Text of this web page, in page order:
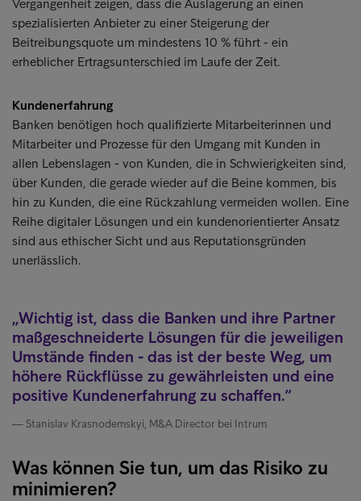
Vergangenheit zeigen, dass die Auslagerung an einen
spezialisierten Anbieter zu einer Steigerung der
Beitreibungsquote um mindestens 10 % führt - ein
erheblicher Ertragsunterschied im Laufe der Zeit.
Kundenerfahrung
Banken benötigen hoch qualifizierte Mitarbeiterinnen und
Mitarbeiter und Prozesse für den Umgang mit Kunden in
allen Lebenslagen - von Kunden, die in Schwierigkeiten sind,
über Kunden, die gerade wieder auf die Beine kommen, bis
hin zu Kunden, die eine Rückzahlung vermeiden wollen. Eine
Reihe digitaler Lösungen und ein kundenorientierter Ansatz
sind aus ethischer Sicht und aus Reputationsgründen
unerlässlich.
Wichtig ist, dass die Banken und ihre Partner
maßgeschneiderte Lösungen für die jeweiligen
Umstände finden - das ist der beste Weg, um
höhere Rückflüsse zu gewährleisten und eine
positive Kundenerfahrung zu schaffen.
Stanislav Krasnodemskyi, M&A Director bei Intrum
Was können Sie tun, um das Risiko zu
minimieren?